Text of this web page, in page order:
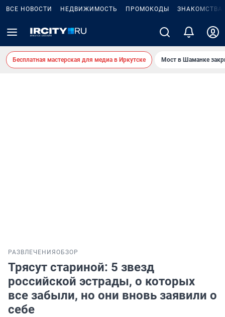
ВСЕ НОВОСТИ НЕДВИЖИМОСТЬ ПРОМОКОДЫ ЗНАКОМСТВА
Бесплатная мастерская для медиа в Иркутске Мост в Шаманке
РАЗВЛЕЧЕНИЯ ОБЗОР
Трясут стариной: 5 звезд
российской эстрады, о которых
все забыли, но они вновь заявили о
себе